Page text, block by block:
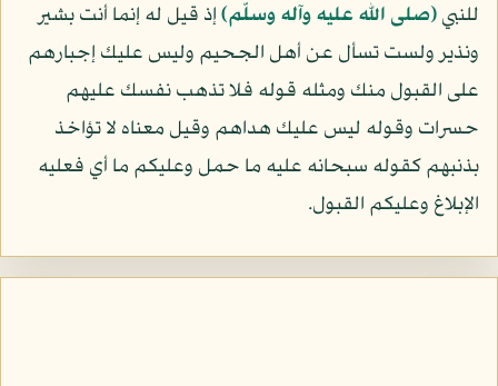
للنبي(صلى الله عليه وآله وسلّم)إذ قيل له إنما أنت بشير
ونذير ولست تسأل عن أهل الجحيم وليس عليك إجبارهم
على القبول منك ومثله قوله فلا تذهب نفسك عليهم
حسرات وقوله ليس عليك هداهم وقيل معناه لا تؤاخذ
بذنبهم كقوله سبحانه عليه ما حمل وعليكم ما أي فعليه
الإبلاغ وعليكم القبول.